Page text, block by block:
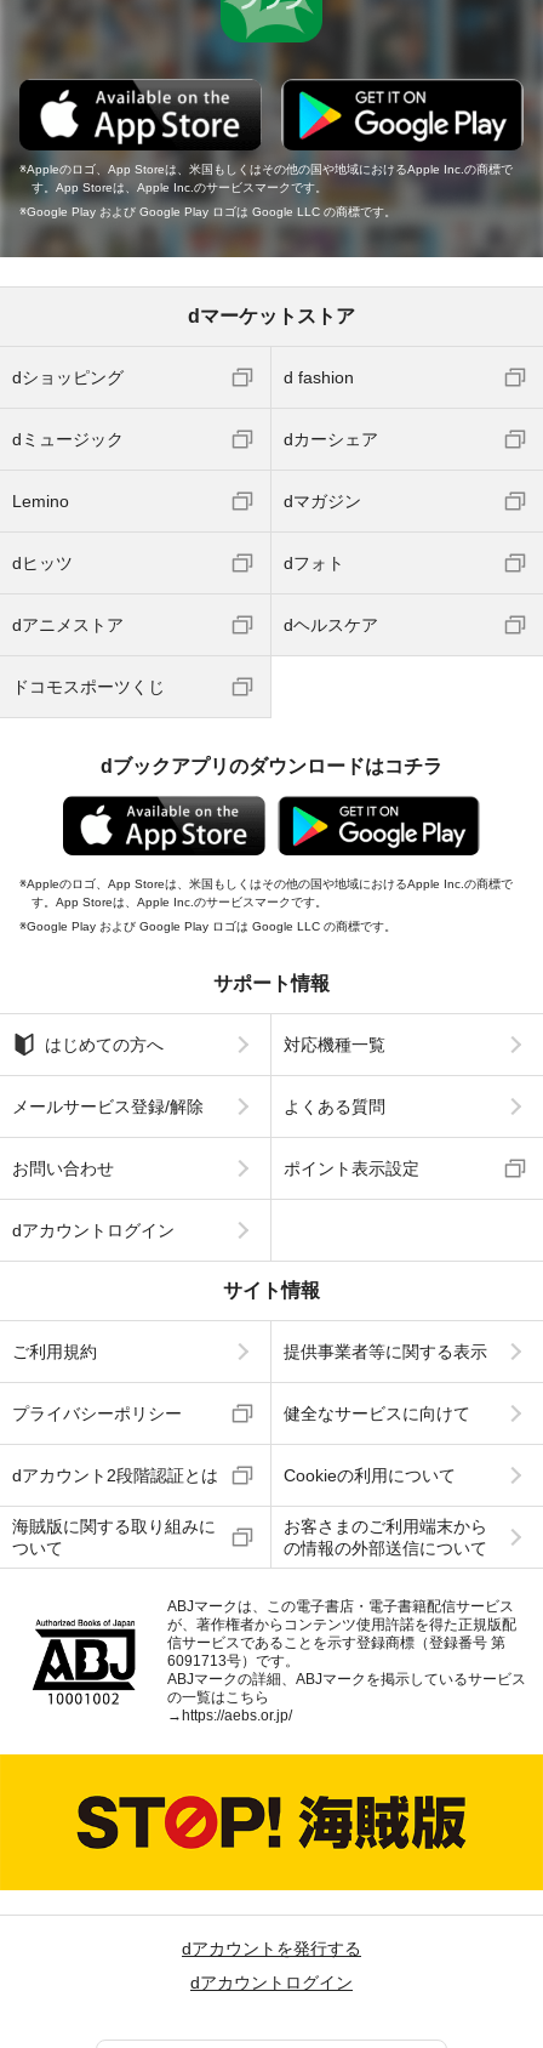
Appleのロゴ、App Storeは、米国もしくはその他の国や地域におけるApple Inc.の商標で
す。App Storeは、Apple Inc.のサービスマークです。
Google Play および Google Play ロゴは Google LLC の商標です。
dマーケットストア
dショッピング d fashion
dミュージック dカーシェア
Lemino dマガジン
dヒッツ dフォト
dアニメストア dヘルスケア
ドコモスポーツくじ
dブックアプリのダウンロードはコチラ
Appleのロゴ、App Storeは、米国もしくはその他の国や地域におけるApple Inc.の商標で
す。App Storeは、Apple Inc.のサービスマークです。
Google Play および Google Play ロゴは Google LLC の商標です。
サポート情報
はじめての方へ 対応機種一覧
メールサービス登録/解除 よくある質問
お問い合わせ ポイント表示設定
dアカウントログイン
サイト情報
ご利用規約 提供事業者等に関する表示
プライバシーポリシー 健全なサービスに向けて
dアカウント2段階認証とは Cookieの利用について
海賊版に関する取り組みに
ついて
お客さまのご利用端末から
の情報の外部送信について
ABJマークは、この電子書店・電子書籍配信サービス
が、著作権者からコンテンツ使用許諾を得た正規版配
信サービスであることを示す登録商標（登録番号 第
6091713号）です。
ABJマークの詳細、ABJマークを掲示しているサービス
の一覧はこちら
→ https://aebs.or.jp/
dアカウントを発行する
dアカウントログイン